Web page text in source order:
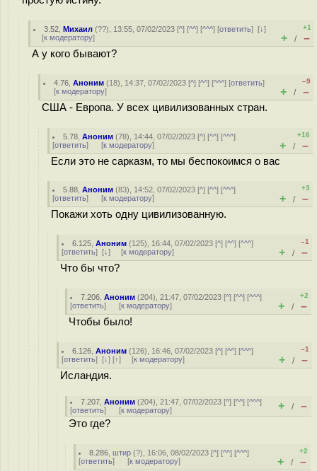
3.52 ,Михаил (??), 13:55, 07/02/2023 [^] [^^] [^^^] [ответить][↓]
[к модератору]
+1
+ / –
А у кого бывают?
4.76 ,Аноним (18), 14:37, 07/02/2023 [^] [^^] [^^^] [ответить]
[к модератору]
–9
+ / –
США - Европа. У всех цивилизованных стран.
5.78 ,Аноним (78), 14:44, 07/02/2023 [^] [^^] [^^^]
[ответить] [к модератору]
+16
+ / –
Если это не сарказм, то мы беспокоимся о вас
5.88 ,Аноним (83), 14:52, 07/02/2023 [^] [^^] [^^^]
[ответить] [к модератору]
+3
+ / –
Покажи хоть одну цивилизованную.
6.125 ,Аноним (125), 16:44, 07/02/2023 [^] [^^] [^^^]
[ответить] [↓] [к модератору]
–1
+ / –
Что бы что?
7.206 ,Аноним (204), 21:47, 07/02/2023 [^] [^^] [^^^]
[ответить] [к модератору]
+2
+ / –
Чтобы было!
6.126 ,Аноним (126), 16:46, 07/02/2023 [^] [^^] [^^^]
[ответить] [↓] [↑] [к модератору]
–1
+ / –
Исландия.
7.207 ,Аноним (204), 21:47, 07/02/2023 [^] [^^] [^^^]
[ответить] [к модератору] + / –
Это где?
8.286 ,штир (?), 16:06, 08/02/2023 [^] [^^] [^^^]
[ответить] [к модератору]
+2
+ / –